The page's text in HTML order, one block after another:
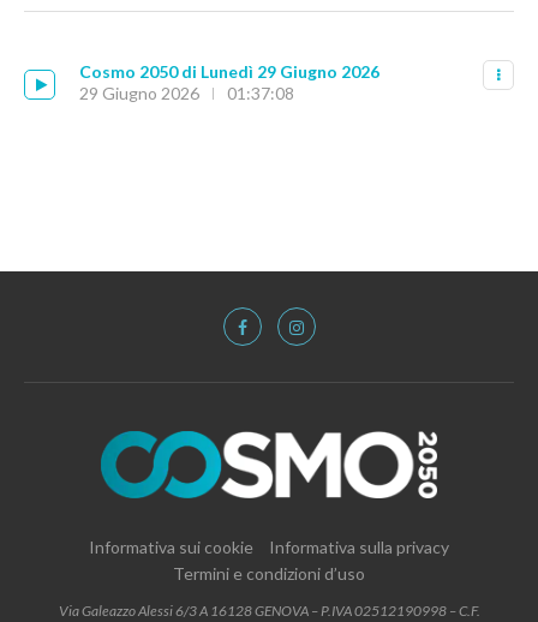
Cosmo 2050 di Lunedì 29 Giugno 2026
29 Giugno 2026
01:37:08
Informativa sui cookie
Informativa sulla privacy
Termini e condizioni d’uso
Via Galeazzo Alessi 6/3 A 16128 GENOVA – P.IVA 02512190998 – C.F.